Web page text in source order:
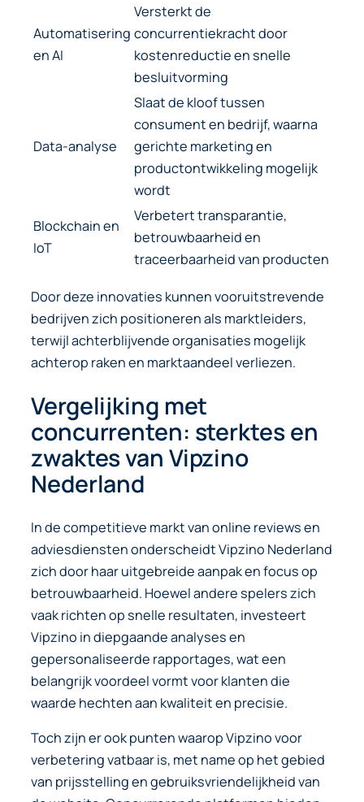
Automatisering
en AI
Versterkt de
concurrentiekracht door
kostenreductie en snelle
besluitvorming
Data-analyse
Slaat de kloof tussen
consument en bedrijf, waarna
gerichte marketing en
productontwikkeling mogelijk
wordt
Blockchain en
IoT
Verbetert transparantie,
betrouwbaarheid en
traceerbaarheid van producten
Door deze innovaties kunnen vooruitstrevende
bedrijven zich positioneren als marktleiders,
terwijl achterblijvende organisaties mogelijk
achterop raken en marktaandeel verliezen.
Vergelijking met
concurrenten: sterktes en
zwaktes van Vipzino
Nederland
In de competitieve markt van online reviews en
adviesdiensten onderscheidt Vipzino Nederland
zich door haar uitgebreide aanpak en focus op
betrouwbaarheid. Hoewel andere spelers zich
vaak richten op snelle resultaten, investeert
Vipzino in diepgaande analyses en
gepersonaliseerde rapportages, wat een
belangrijk voordeel vormt voor klanten die
waarde hechten aan kwaliteit en precisie.
Toch zijn er ook punten waarop Vipzino voor
verbetering vatbaar is, met name op het gebied
van prijsstelling en gebruiksvriendelijkheid van